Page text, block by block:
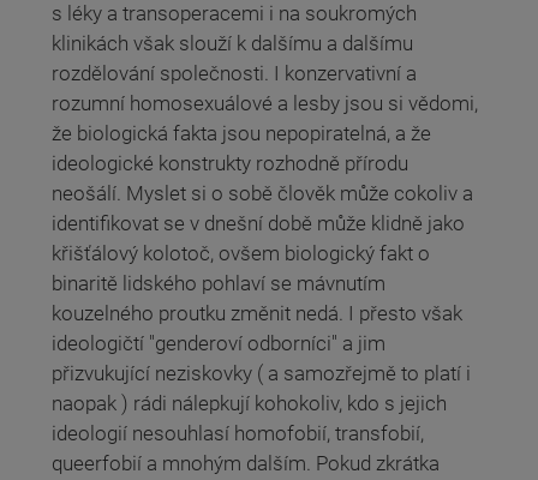
s léky a transoperacemi i na soukromých
klinikách však slouží k dalšímu a dalšímu
rozdělování společnosti. I konzervativní a
rozumní homosexuálové a lesby jsou si vědomi,
že biologická fakta jsou nepopiratelná, a že
ideologické konstrukty rozhodně přírodu
neošálí. Myslet si o sobě člověk může cokoliv a
identifikovat se v dnešní době může klidně jako
křišťálový kolotoč, ovšem biologický fakt o
binaritě lidského pohlaví se mávnutím
kouzelného proutku změnit nedá. I přesto však
ideologičtí "genderoví odborníci" a jim
přizvukující neziskovky ( a samozřejmě to platí i
naopak ) rádi nálepkují kohokoliv, kdo s jejich
ideologií nesouhlasí homofobií, transfobií,
queerfobií a mnohým dalším. Pokud zkrátka